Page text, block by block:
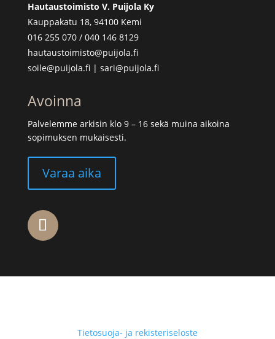
Hautaustoimisto V. Puijola Ky
Kauppakatu 18, 94100 Kemi
016 255 070 / 040 146 8129
hautaustoimisto@puijola.fi
soile@puijola.fi | sari@puijola.fi
Avoinna
Palvelemme arkisin klo 9 – 16 sekä muina aikoina
sopimuksen mukaisesti.
Varaa aika
Tietosuoja- ja rekisteriseloste